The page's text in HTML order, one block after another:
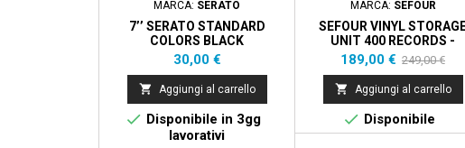
MARCA: SERATO
7’’ SERATO STANDARD
COLORS BLACK
Prezzo
30,00 €
 Aggiungi al carrello
 Disponibile in 3gg
lavorativi
MARCA: SEFOUR
SEFOUR VINYL
UNIT 400 RECORDS -
TOBACCO
Prezzo
189,00 € Prezzo
base
249,00 €
 Aggiungi al carrello
 Disponibile